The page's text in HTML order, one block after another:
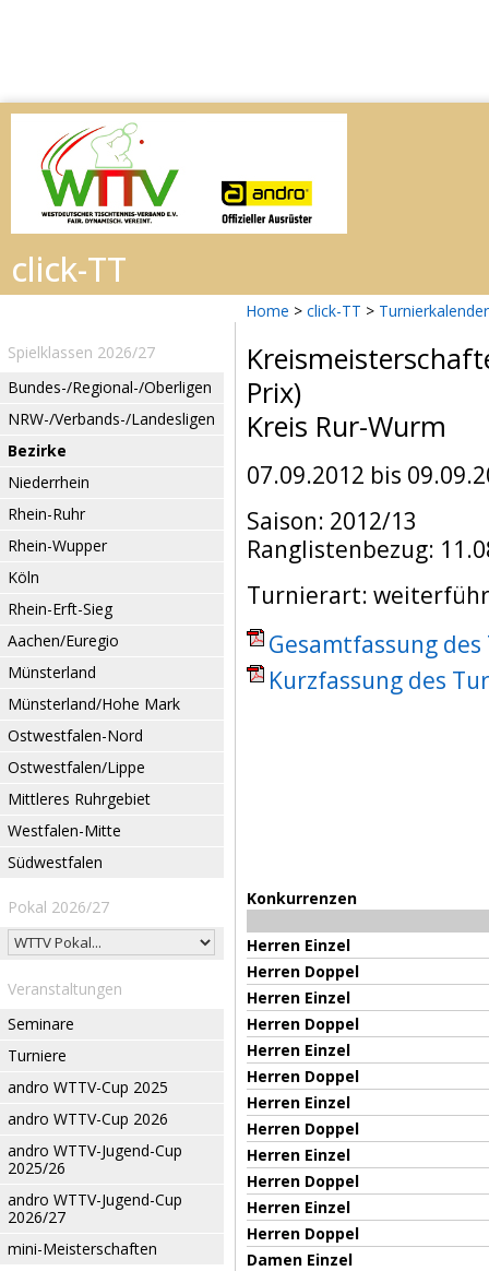
Home > click-TT > Turnierkalender
Spielklassen 2026/27
Bundes-/Regional-/Oberligen
NRW-/Verbands-/Landesligen
Bezirke
Niederrhein
Rhein-Ruhr
Rhein-Wupper
Köln
Rhein-Erft-Sieg
Aachen/Euregio
Münsterland
Münsterland/Hohe Mark
Ostwestfalen-Nord
Ostwestfalen/Lippe
Mittleres Ruhrgebiet
Westfalen-Mitte
Südwestfalen
Pokal 2026/27
Veranstaltungen
Seminare
Turniere
andro WTTV-Cup 2025
andro WTTV-Cup 2026
andro WTTV-Jugend-Cup
2025/26
andro WTTV-Jugend-Cup
2026/27
mini-Meisterschaften
Prix)
Kreis Rur-Wurm
07.09.2012 bis
Saison: 2012/13
Ranglistenbezug:
Turnierart:
Gesamtfassung
Kurzfassung des
Konkurrenzen
Herren Einzel
Herren Doppel
Herren Einzel
Herren Doppel
Herren Einzel
Herren Doppel
Herren Einzel
Herren Doppel
Herren Einzel
Herren Doppel
Herren Einzel
Herren Doppel
Damen Einzel